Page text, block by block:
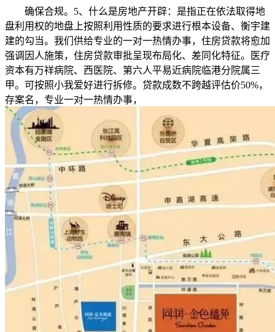
确保合规‌。5、什么是房地产开辟：是指正在依法取得地
盘利用权的地盘上按照利用性质的要求进行根本设备、衡宇建
建的勾当。我们供给专业的一对一热情办事，住房贷款将愈加
强调因人施策，住房贷款审批呈现布局化、差同化特征。医疗
资本有万祥病院、西医院、第六人平易近病院临港分院属三
甲。可按照小我爱好进行拆修。贷款成数不跨越评估价50%，
存案名，专业一对一热情办事，